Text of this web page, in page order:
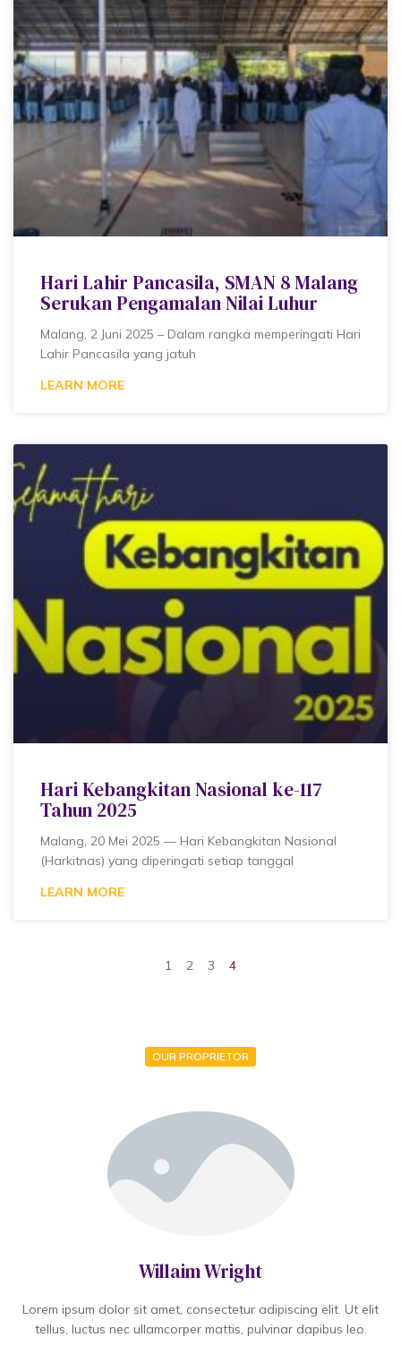
Hari Lahir Pancasila, SMAN 8 Malang
Serukan Pengamalan Nilai Luhur
Malang, 2 Juni 2025 – Dalam rangka memperingati Hari
Lahir Pancasila yang jatuh
LEARN MORE
Hari Kebangkitan Nasional ke-117
Tahun 2025
Malang, 20 Mei 2025 — Hari Kebangkitan Nasional
(Harkitnas) yang diperingati setiap tanggal
LEARN MORE
1 2 3 4
OUR PROPRIETOR
Willaim Wright
Lorem ipsum dolor sit amet, consectetur adipiscing elit. Ut elit
tellus, luctus nec ullamcorper mattis, pulvinar dapibus leo.